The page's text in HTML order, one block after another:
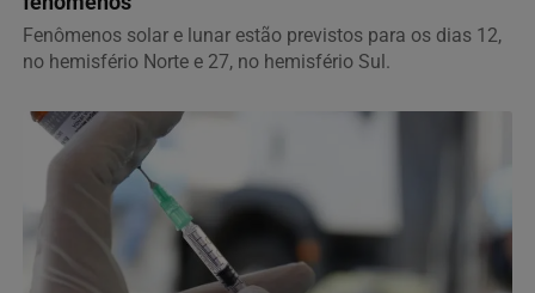
Fenômenos solar e lunar estão previstos para os dias 12,
no hemisfério Norte e 27, no hemisfério Sul.